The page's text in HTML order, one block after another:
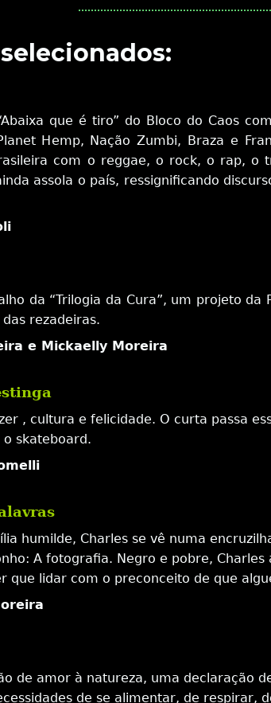
que é tiro” do Bloco do Caos
Hemp, Nação Zumbi, Braza e
com o reggae, o rock, o rap,
assola o país, ressignificando
da “Trilogia da Cura”, um projeto
rezadeiras.
e Mickaelly Moreira
, cultura e felicidade. O curta passa
o skateboard.
humilde, Charles se vê numa
A fotografia. Negro e pobre,
que lidar com o preconceito de que
de amor à natureza, uma declaração
de se alimentar, de